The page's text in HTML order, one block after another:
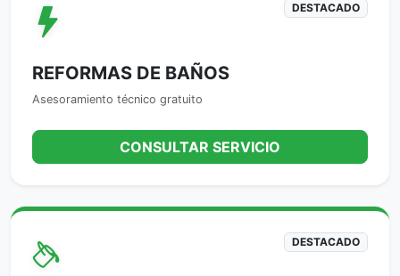
DESTACADO
REFORMAS DE BAÑOS
Asesoramiento técnico gratuito
CONSULTAR SERVICIO
DESTACADO